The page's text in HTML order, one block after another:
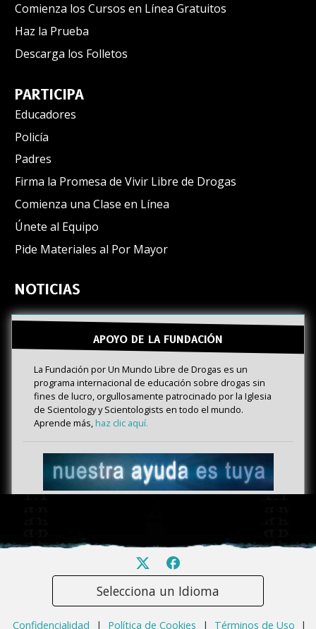
Comienza los Cursos en Línea Gratuitos
Haz la Prueba
Descarga los Folletos
PARTICIPA
Educadores
Policía
Padres
Firma la Promesa de Vivir Libre de Drogas
Comienza una Clase en Línea
Únete al Equipo
Pide Materiales al Por Mayor
NOTICIAS
APOYO DE LA FUNDACIÓN
La Fundación por Un Mundo Libre de Drogas es un
programa internacional de educación sobre drogas sin
fines de lucro, orgullosamente patrocinado por la Iglesia
de Scientology y Scientologists en todo el mundo.
Aprende más,haz clic aquí.
Selecciona un Idioma
Confidencialidad | Política de Cookies | Términos de Uso |